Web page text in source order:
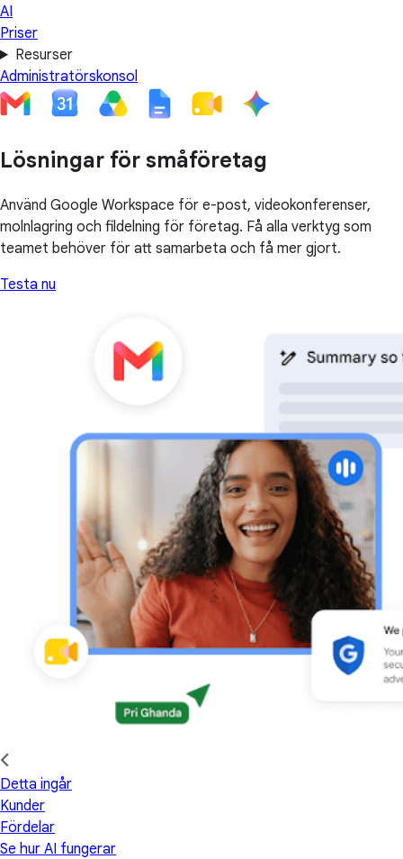
AI
Priser
Resurser
Administratörskonsol
Lösningar för småföretag
Använd Google Workspace för e-post, videokonferenser,
molnlagring och fildelning för företag. Få alla verktyg som
teamet behöver för att samarbeta och få mer gjort.
Testa nu
Detta ingår
Kunder
Fördelar
Se hur AI fungerar